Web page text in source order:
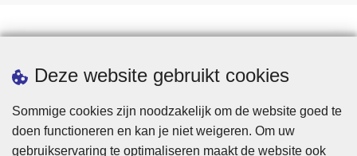
Deze website gebruikt cookies
Sommige cookies zijn noodzakelijk om de website goed te
doen functioneren en kan je niet weigeren. Om uw
gebruikservaring te optimaliseren maakt de website ook